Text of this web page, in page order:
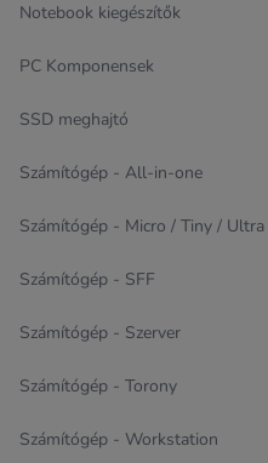
Notebook kiegészítők
PC Komponensek
SSD meghajtó
Számítógép - All-in-one
Számítógép - Micro / Tiny / Ultra
Számítógép - SFF
Számítógép - Szerver
Számítógép - Torony
Számítógép - Workstation